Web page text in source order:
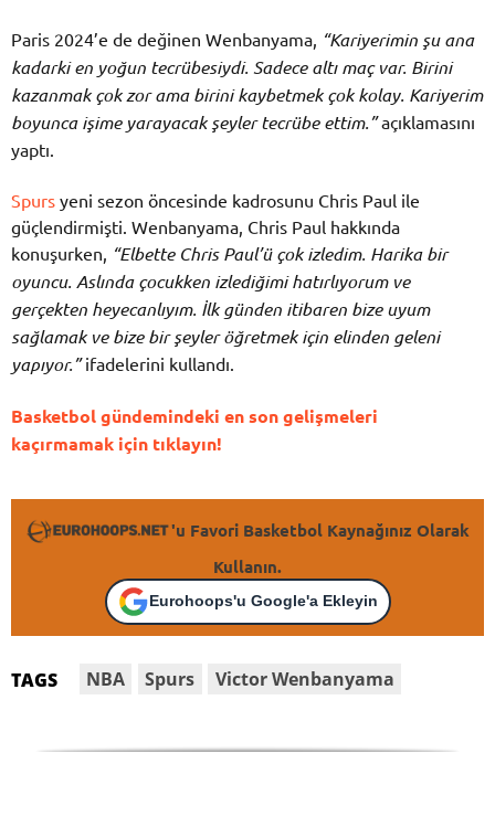
Paris 2024’e de değinen Wenbanyama, “Kariyerimin şu ana
kadarki en yoğun tecrübesiydi. Sadece altı maç var. Birini
kazanmak çok zor ama birini kaybetmek çok kolay. Kariyerim
boyunca işime yarayacak şeyler tecrübe ettim.”açıklamasını
yaptı.
Spurs yeni sezon öncesinde kadrosunu Chris Paul ile
güçlendirmişti. Wenbanyama, Chris Paul hakkında
konuşurken, “Elbette Chris Paul’ü çok izledim. Harika bir
oyuncu. Aslında çocukken izlediğimi hatırlıyorum ve
gerçekten heyecanlıyım. İlk günden itibaren bize uyum
sağlamak ve bize bir şeyler öğretmek için elinden geleni
yapıyor.”ifadelerini kullandı.
Basketbol gündemindeki en son gelişmeleri
kaçırmamak için tıklayın!
'u Favori Basketbol Kaynağınız Olarak
Kullanın.
Eurohoops'u Google'a Ekleyin
TAGS NBA Spurs Victor Wenbanyama